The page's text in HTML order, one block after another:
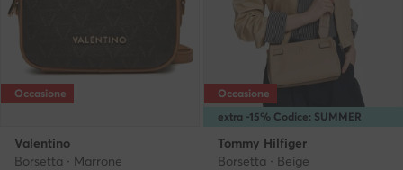
Occasione
Valentino
Borsetta · Marrone
extra -15% Codice: SUMMER
Occasione
Tommy Hilfiger
Borsetta · Beige